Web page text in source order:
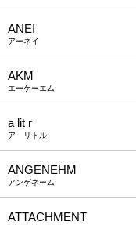
ANEI
アーネイ
AKM
エーケーエム
a lit r
ア リトル
ANGENEHM
アンゲネーム
ATTACHMENT